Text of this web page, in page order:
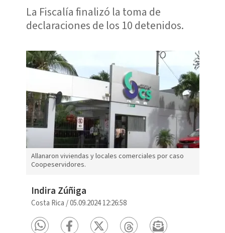
La Fiscalía finalizó la toma de
declaraciones de los 10 detenidos.
Allanaron viviendas y locales comerciales por caso
Coopeservidores.
Indira Zúñiga
Costa Rica /05.09.2024 12:26:58